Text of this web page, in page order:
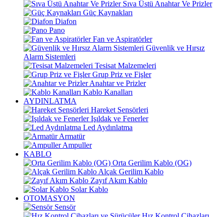
Sıva Üstü Anahtar Ve Prizler
Güç Kaynakları
Diafon
Pano
Fan ve Aspiratörler
Güvenlik ve Hırsız
Alarm Sistemleri
Tesisat Malzemeleri
Grup Priz ve Fişler
Anahtar ve Prizler
Kablo Kanalları
AYDINLATMA
Hareket Sensörleri
Işıldak ve Fenerler
Led Aydınlatma
Armatür
Ampuller
KABLO
Orta Gerilim Kablo (OG)
Alçak Gerilim Kablo
Zayıf Akım Kablo
Solar Kablo
OTOMASYON
Sensör